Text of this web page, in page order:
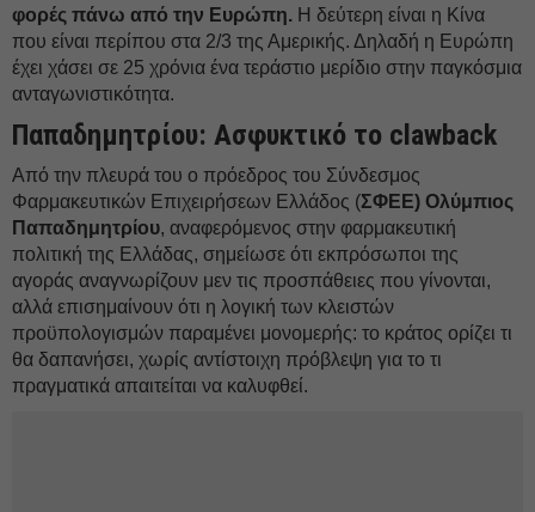
φορές πάνω από την Ευρώπη. Η δεύτερη είναι η Κίνα
που είναι περίπου στα 2/3 της Αμερικής. Δηλαδή η Ευρώπη
έχει χάσει σε 25 χρόνια ένα τεράστιο μερίδιο στην παγκόσμια
ανταγωνιστικότητα.
Παπαδημητρίου: Ασφυκτικό το clawback
Από την πλευρά του ο πρόεδρος του Σύνδεσμος
Φαρμακευτικών Επιχειρήσεων Ελλάδος (ΣΦΕΕ) Ολύμπιος
Παπαδημητρίου, αναφερόμενος στην φαρμακευτική
πολιτική της Ελλάδας, σημείωσε ότι εκπρόσωποι της
αγοράς αναγνωρίζουν μεν τις προσπάθειες που γίνονται,
αλλά επισημαίνουν ότι η λογική των κλειστών
προϋπολογισμών παραμένει μονομερής: το κράτος ορίζει τι
θα δαπανήσει, χωρίς αντίστοιχη πρόβλεψη για το τι
πραγματικά απαιτείται να καλυφθεί.